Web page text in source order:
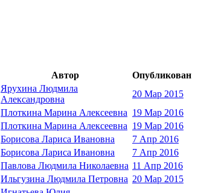
Автор
Опубликован
Ярухина Людмила
Александровна
20 Мар 2015
Плоткина Марина Алексеевна 19 Мар 2016
Плоткина Марина Алексеевна 19 Мар 2016
Борисова Лариса Ивановна
7 Апр 2016
Борисова Лариса Ивановна
7 Апр 2016
Павлова Людмила Николаевна 11 Апр 2016
Ильгузина Людмила Петровна 20 Мар 2015